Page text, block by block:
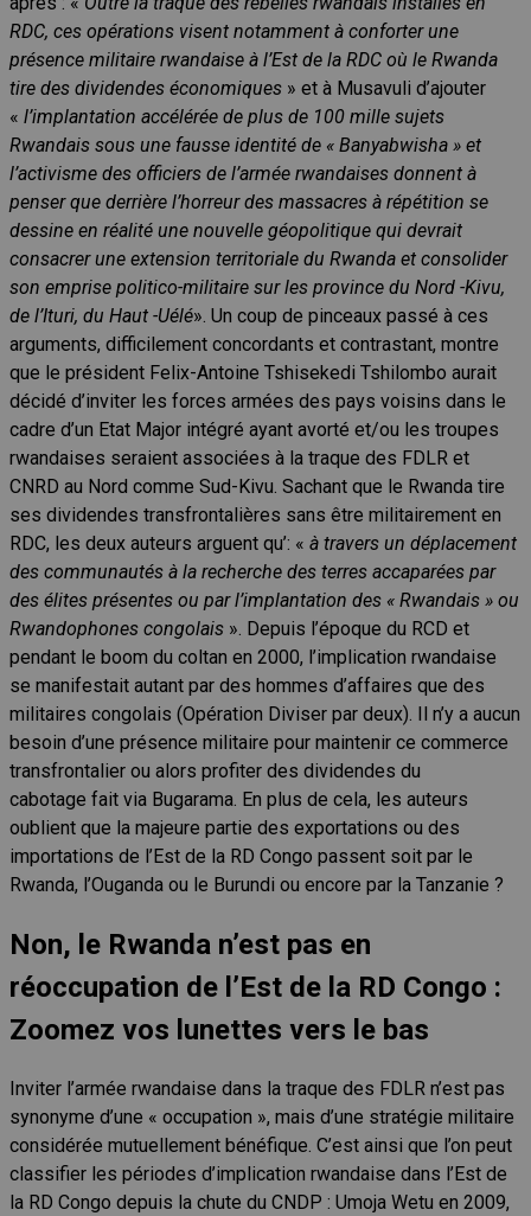
RDC, ces opérations visent notamment à conforter une
présence militaire rwandaise à l’Est de la RDC où le Rwanda
tire des dividendes économiques » et à Musavuli d’ajouter
« l’implantation accélérée de plus de 100 mille sujets
Rwandais sous une fausse identité de « Banyabwisha » et
l’activisme des officiers de l’armée rwandaises donnent à
penser que derrière l’horreur des massacres à répétition se
dessine en réalité une nouvelle géopolitique qui devrait
consacrer une extension territoriale du Rwanda et consolider
son emprise politico-militaire sur les province du Nord -Kivu,
de l’Ituri, du Haut -Uélé». Un coup de pinceaux passé à ces
arguments, difficilement concordants et contrastant, montre
que le président Felix-Antoine Tshisekedi Tshilombo aurait
décidé d’inviter les forces armées des pays voisins dans le
cadre d’un Etat Major intégré ayant avorté et/ou les troupes
rwandaises seraient associées à la traque des FDLR et
CNRD au Nord comme Sud-Kivu. Sachant que le Rwanda tire
ses dividendes transfrontalières sans être militairement en
RDC, les deux auteurs arguent qu’: « à travers un déplacement
des communautés à la recherche des terres accaparées par
des élites présentes ou par l’implantation des « Rwandais » ou
Rwandophones congolais ». Depuis l’époque du RCD et
pendant le boom du coltan en 2000, l’implication rwandaise
se manifestait autant par des hommes d’affaires que des
militaires congolais (Opération Diviser par deux). Il n’y a aucun
besoin d’une présence militaire pour maintenir ce commerce
transfrontalier ou alors profiter des dividendes du
cabotage fait via Bugarama. En plus de cela, les auteurs
oublient que la majeure partie des exportations ou des
importations de l’Est de la RD Congo passent soit par le
Rwanda, l’Ouganda ou le Burundi ou encore par la Tanzanie ?
Non, le Rwanda n’est pas en
réoccupation de l’Est de la RD Congo :
Zoomez vos lunettes vers le bas
Inviter l’armée rwandaise dans la traque des FDLR n’est pas
synonyme d’une « occupation », mais d’une stratégie militaire
considérée mutuellement bénéfique. C’est ainsi que l’on peut
classifier les périodes d’implication rwandaise dans l’Est de
la RD Congo depuis la chute du CNDP : Umoja Wetu en 2009,